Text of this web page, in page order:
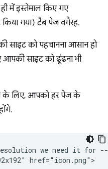
में इस्तेमाल किए गए
किया गया) टैब पेज वगैरह.
साइट को पहचानना आसान हो
आपकी साइट को ढूंढना भी
के लिए, आपको हर पेज के
we need it for
href="icon.png">